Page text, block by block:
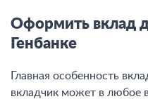
Оформить вклад
Генбанке
Главная особенность
вкладчик может в любое